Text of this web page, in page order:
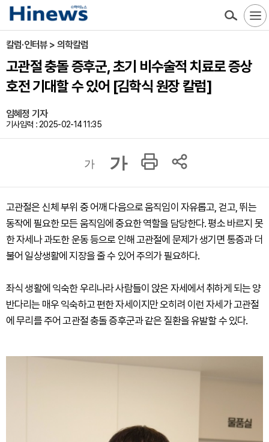
칼럼·인터뷰 > 의학칼럼
고관절 충돌 증후군, 초기 비수술적 치료로 증상
호전 기대할 수 있어 [김학식 원장 칼럼]
임혜정 기자
기사입력 : 2025-02-14 11:35
가 가
고관절은 신체 부위 중 어깨 다음으로 움직임이 자유롭고, 걷고, 뛰는
동작에 필요한 모든 움직임에 중요한 역할을 담당한다. 평소 바르지 못
한 자세나 과도한 운동 등으로 인해 고관절에 문제가 생기면 통증과 더
불어 일상생활에 지장을 줄 수 있어 주의가 필요하다.
좌식 생활에 익숙한 우리나라 사람들이 앉은 자세에서 취하게 되는 양
반다리는 매우 익숙하고 편한 자세이지만 오히려 이런 자세가 고관절
에 무리를 주어 고관절 충돌 증후군과 같은 질환을 유발할 수 있다.